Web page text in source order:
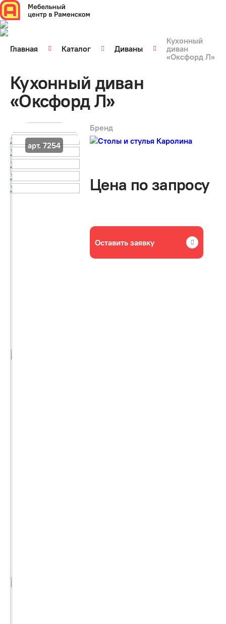
Главная Каталог Диваны
Кухонный
диван
«Оксфорд Л»
Кухонный диван
«Оксфорд Л»
арт. 7254
Бренд
Цена по запросу
Оставить заявку